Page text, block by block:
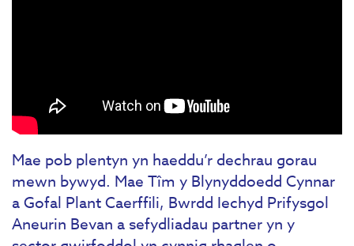
Mae pob plentyn yn haeddu’r dechrau gorau
mewn bywyd. Mae Tîm y Blynyddoedd Cynnar
a Gofal Plant Caerffili, Bwrdd Iechyd Prifysgol
Aneurin Bevan a sefydliadau partner yn y